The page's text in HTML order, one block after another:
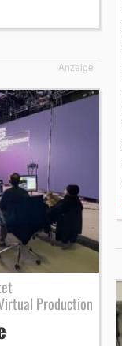
Anzeige
Production